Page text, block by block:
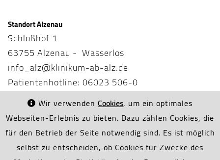
Standort Alzenau
Schloßhof 1
63755 Alzenau - Wasserlos
info_alz@klinikum-ab-alz.de
Patientenhotline: 06023 506-0
Notfall
Wir verwenden Cookies, um ein optimales
Webseiten-Erlebnis zu bieten. Dazu zählen Cookies, die
für den Betrieb der Seite notwendig sind. Es ist möglich
selbst zu entscheiden, ob Cookies für Zwecke des